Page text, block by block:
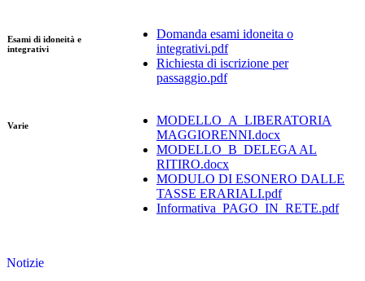
Esami di idoneità e
integrativi
Domanda esami idoneita o
integrativi.pdf
Richiesta di iscrizione per
passaggio.pdf
Varie
MODELLO_A_LIBERATORIA
MAGGIORENNI.docx
MODELLO_B_DELEGA AL
RITIRO.docx
MODULO DI ESONERO DALLE
TASSE ERARIALI.pdf
Informativa_PAGO_IN_RETE.pdf
Notizie